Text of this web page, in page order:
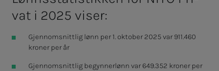
vat i 2025 vi­­­ser:
Gjennomsnittlig lønn per 1. oktober 2025 var 911.460
kroner per år
Gjennomsnittlig begynnerlønn var 649.352 kroner per